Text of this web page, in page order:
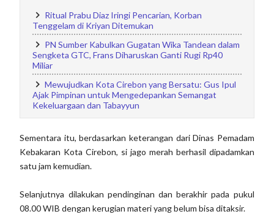
Ritual Prabu Diaz Iringi Pencarian, Korban
Tenggelam di Kriyan Ditemukan
PN Sumber Kabulkan Gugatan Wika Tandean dalam
Sengketa GTC, Frans Diharuskan Ganti Rugi Rp40
Miliar
Mewujudkan Kota Cirebon yang Bersatu: Gus Ipul
Ajak Pimpinan untuk Mengedepankan Semangat
Kekeluargaan dan Tabayyun
Sementara itu, berdasarkan keterangan dari Dinas Pemadam
Kebakaran Kota Cirebon, si jago merah berhasil dipadamkan
satu jam kemudian.
Selanjutnya dilakukan pendinginan dan berakhir pada pukul
08.00 WIB dengan kerugian materi yang belum bisa ditaksir.